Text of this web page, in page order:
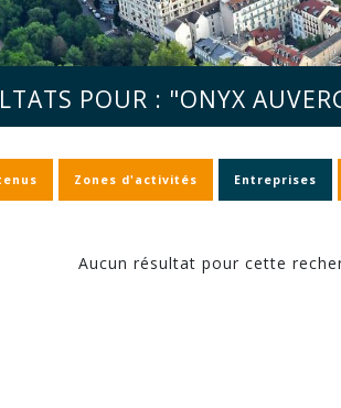
POUR : "ONYX
Zones d'activités Entreprises
Aucun résultat pour cette